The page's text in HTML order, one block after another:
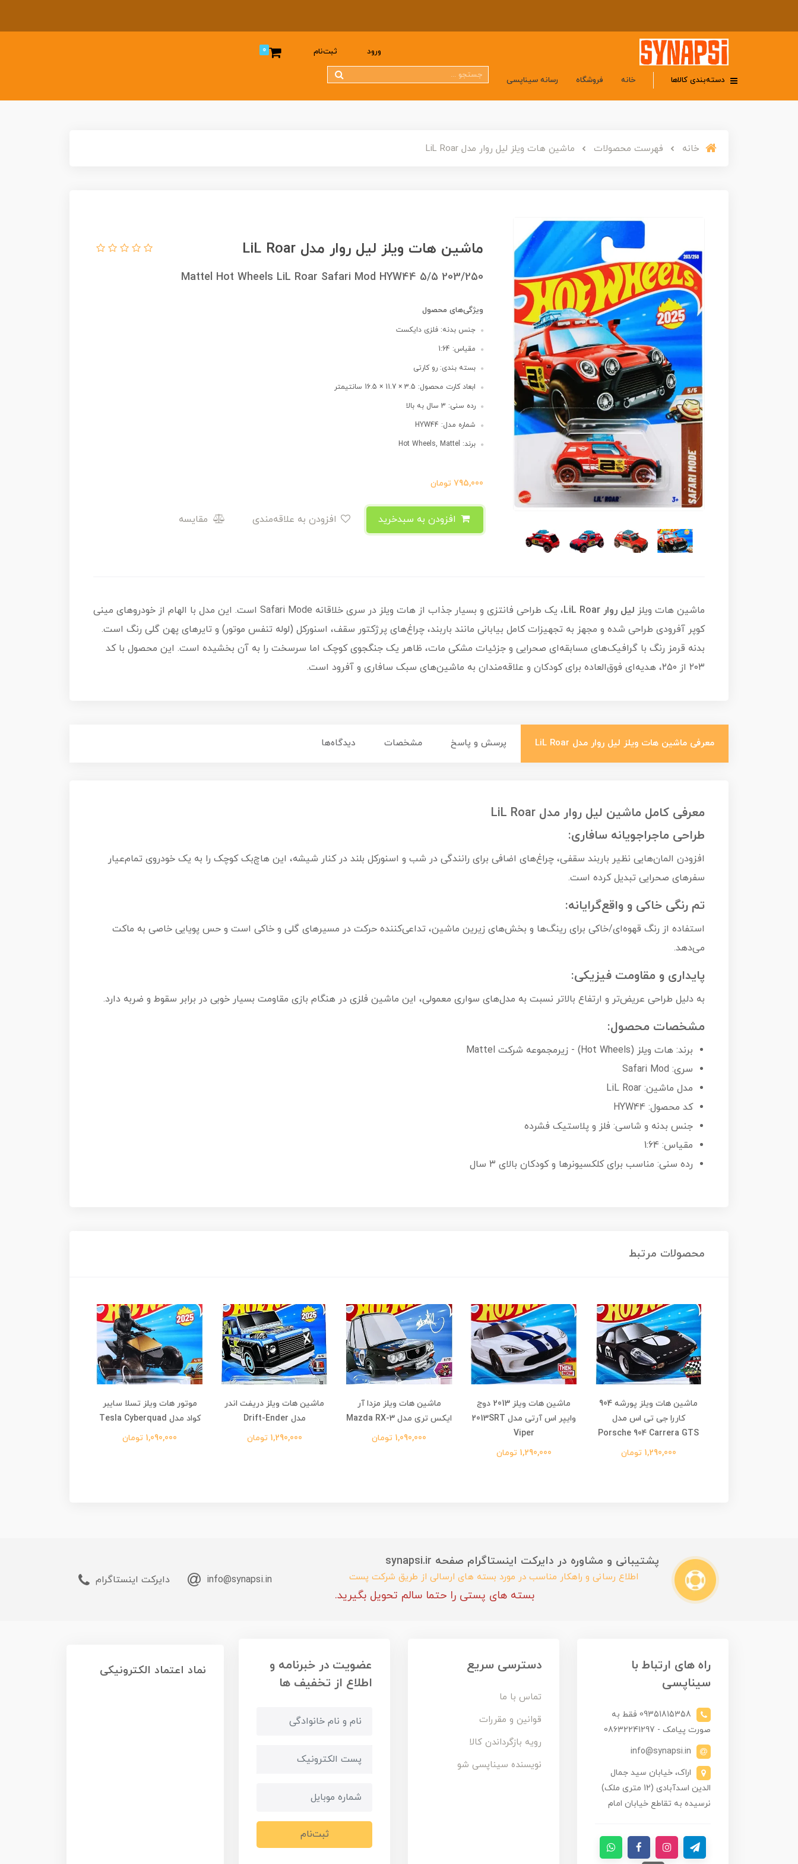
ورود ثبت‌نام 0
دسته‌بندی کالاها خانه فروشگاه رسانه سیناپسی
خانه فهرست محصولات ماشین هات ویلز لیل روار مدل LiL Roar
ماشین هات ویلز لیل روار مدل LiL Roar
Mattel Hot Wheels ‌LiL Roar Safari Mod HYW44 5/5 203/250
ویژگی‌های محصول
جنس بدنه: فلزی دایکست
مقیاس: 1:64
بسته بندی: رو کارتی
ابعاد کارت محصول: 3.5 × 11.7 × 16.5 سانتیمتر
رده سنی: 3 سال به بالا
شماره مدل: HYW44
برند: Hot Wheels, Mattel
795,000 تومان
مقایسه
ماشین هات ویلز لیل روار LiL Roar
، یک طراحی فانتزی و بسیار جذاب از هات ویلز در سری خلاقانه Safari Mode است. این مدل با الهام از خودروهای مینی
کوپر آفرودی طراحی شده و مجهز به تجهیزات کامل بیابانی مانند باربند، چراغ‌های پرژکتور سقف، اسنورکل (لوله تنفس موتور) و تایرهای پهن گلی رنگ است.
بدنه قرمز رنگ با گرافیک‌های مسابقه‌ای صحرایی و جزئیات مشکی مات، ظاهر یک جنگجوی کوچک اما سرسخت را به آن بخشیده است. این محصول با کد
۲۰۳ از ۲۵۰، هدیه‌ای فوق‌العاده برای کودکان و علاقه‌مندان به ماشین‌های سبک سافاری و آفرود است.
معرفی ماشین هات ویلز لیل روار مدل LiL Roar پرسش و پاسخ مشخصات دیدگاه‌ها
معرفی کامل ماشین لیل روار مدل LiL Roar
طراحی ماجراجویانه سافاری:
افزودن المان‌هایی نظیر باربند سقفی، چراغ‌های اضافی برای رانندگی در شب و اسنورکل بلند در کنار شیشه، این هاچ‌بک کوچک را به یک خودروی تمام‌عیار
سفرهای صحرایی تبدیل کرده است.
تم رنگی خاکی و واقع‌گرایانه:
استفاده از رنگ قهوه‌ای/خاکی برای رینگ‌ها و بخش‌های زیرین ماشین، تداعی‌کننده حرکت در مسیرهای گلی و خاکی است و حس پویایی خاصی به ماکت
می‌دهد.
پایداری و مقاومت فیزیکی:
به دلیل طراحی عریض‌تر و ارتفاع بالاتر نسبت به مدل‌های سواری معمولی، این ماشین فلزی در هنگام بازی مقاومت بسیار خوبی در برابر سقوط و ضربه دارد.
مشخصات محصول:
برند: هات ویلز (Hot Wheels) - زیرمجموعه شرکت Mattel
سری: Safari Mod
مدل ماشین: LiL Roar
کد محصول: HYW44
جنس بدنه و شاسی: فلز و پلاستیک فشرده
مقیاس: 1:64
رده سنی: مناسب برای کلکسیونرها و کودکان بالای ۳ سال
محصولات مرتبط
ماشین هات ویلز پورشه 904
کاررا جی تی اس مدل
Porsche 904 Carrera GTS
1,290,000 تومان
ماشین هات ویلز 2013 دوج
وایپر اس آرتی مدل 2013SRT
Viper
1,290,000 تومان
ماشین هات ویلز مزدا آر
ایکس تری مدل Mazda RX-3
1,090,000 تومان
ماشین هات ویلز دریفت اندر
مدل Drift-Ender
1,290,000 تومان
موتور هات ویلز تسلا سایبر
کواد مدل Tesla Cyberquad
1,090,000 تومان
پشتیبانی و مشاوره در دایرکت اینستاگرام صفحه synapsi.ir
اطلاع رسانی و راهکار مناسب در مورد بسته های ارسالی از طریق شرکت پست
بسته های پستی را حتما سالم تحویل بگیرید.
info@synapsi.in دایرکت اینستاگرام
راه های ارتباط با
سیناپسی
09351815358 فقط به
صورت پیامک - 08632241297
info@synapsi.in
اراک، خیابان سید جمال
الدین اسدآبادی (12 متری ملک)
نرسیده به تقاطع خیابان امام
دسترسی سریع
تماس با ما
قوانین و مقررات
رویه بازگرداندن کالا
نویسنده سیناپسی شو
عضویت در خبرنامه و
اطلاع از تخفیف ها
ثبت‌نام
نماد اعتماد الکترونیکی